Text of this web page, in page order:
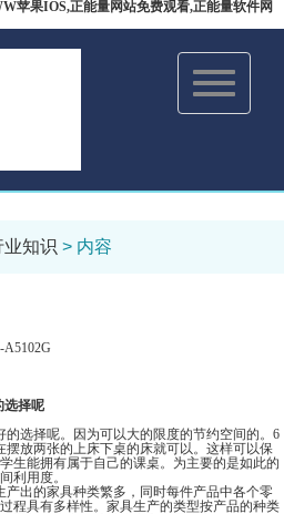
苹果IOS,正能量网站免费观看,正能量软件网
Toggle
navigation
业知识 > 内容
选择呢
选择呢。因为可以大的限度的节约空间的。6
放两张的上床下桌的床就可以。这样可以保
能拥有属于自己的课桌。为主要的是如此的
度。
产出的家具种类繁多，同时每件产品中各个零
过程具有多样性。家具生产的类型按产品的种类